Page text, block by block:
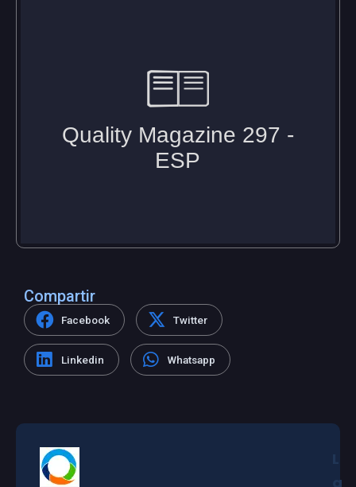
Compartir
Facebook Twitter
Linkedin Whatsapp
a